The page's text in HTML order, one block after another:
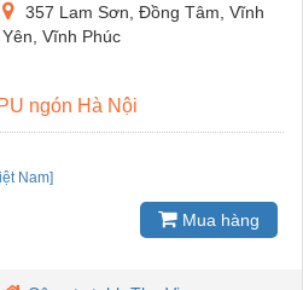
357 Lam Sơn, Đồng Tâm, Vĩnh
Yên, Vĩnh Phúc
ngón Hà Nội
Nam]
Mua hàng